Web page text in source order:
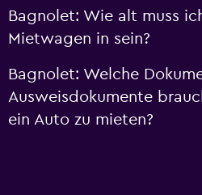
Bagnolet: Wie alt muss
Mietwagen in sein?
Bagnolet: Welche
Ausweisdokumente
ein Auto zu mieten?